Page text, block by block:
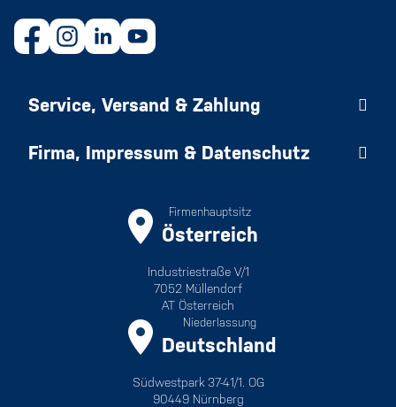
Service, Versand & Zahlung
Firma, Impressum & Datenschutz
Firmenhauptsitz
Österreich
Industriestraße V/1
7052 Müllendorf
AT Österreich
Niederlassung
Deutschland
Südwestpark 37-41/1. OG
90449 Nürnberg